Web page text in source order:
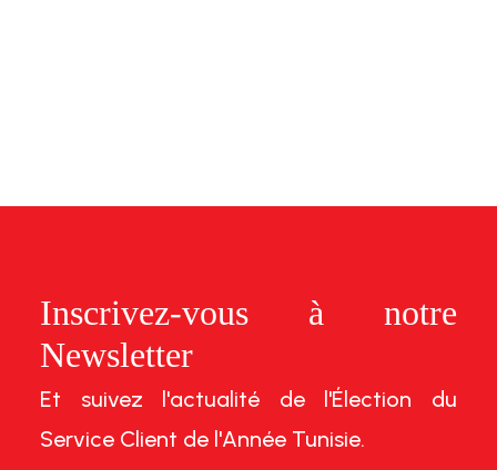
Inscrivez-vous à notre
Newsletter
Et suivez l'actualité de l'Élection du
Service Client de l'Année Tunisie.